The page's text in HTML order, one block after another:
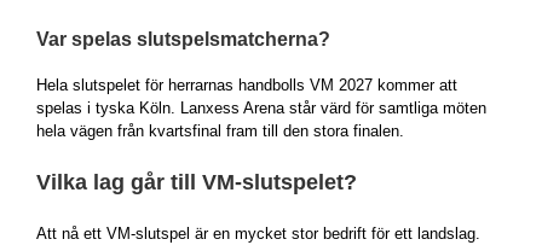
Var spelas slutspelsmatcherna?
Hela slutspelet för herrarnas handbolls VM 2027 kommer att
spelas i tyska Köln. Lanxess Arena står värd för samtliga möten
hela vägen från kvartsfinal fram till den stora finalen.
Vilka lag går till VM-slutspelet?
Att nå ett VM-slutspel är en mycket stor bedrift för ett landslag.